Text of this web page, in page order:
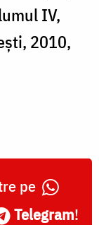
IV,
2010,
pe
Telegram!